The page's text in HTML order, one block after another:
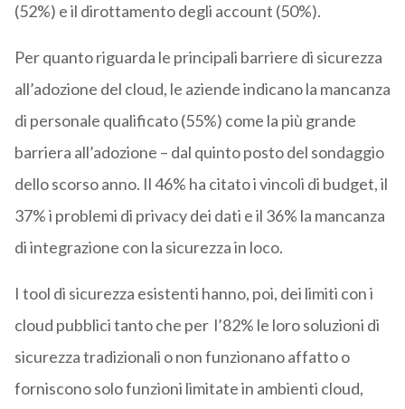
(52%) e il dirottamento degli account (50%).
Per quanto riguarda le principali barriere di sicurezza
all’adozione del cloud, le aziende indicano la mancanza
di personale qualificato (55%) come la più grande
barriera all’adozione – dal quinto posto del sondaggio
dello scorso anno. Il 46% ha citato i vincoli di budget, il
37% i problemi di privacy dei dati e il 36% la mancanza
di integrazione con la sicurezza in loco.
I tool di sicurezza esistenti hanno, poi, dei limiti con i
cloud pubblici tanto che per l’82% le loro soluzioni di
sicurezza tradizionali o non funzionano affatto o
forniscono solo funzioni limitate in ambienti cloud,